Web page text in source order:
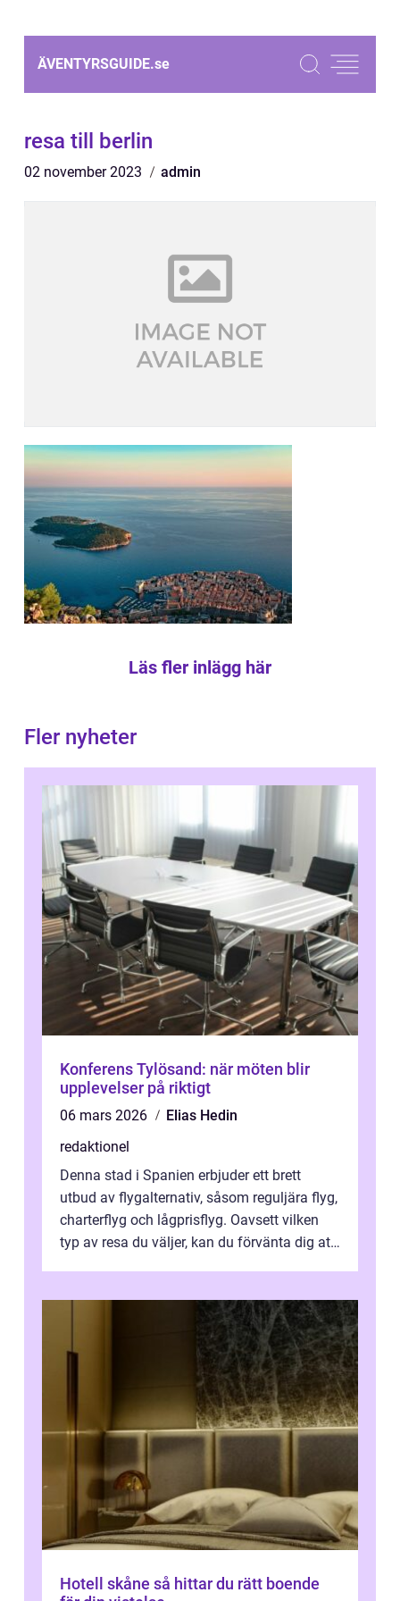
ÄVENTYRSGUIDE.se
resa till berlin
02 november 2023 admin
Läs fler inlägg här
Fler nyheter
Konferens Tylösand: när möten blir
upplevelser på riktigt
06 mars 2026
Elias Hedin
redaktionel
Denna stad i Spanien erbjuder ett brett
utbud av flygalternativ, såsom reguljära flyg,
charterflyg och lågprisflyg. Oavsett vilken
typ av resa du väljer, kan du förvänta dig att
Hotell skåne så hittar du rätt boende